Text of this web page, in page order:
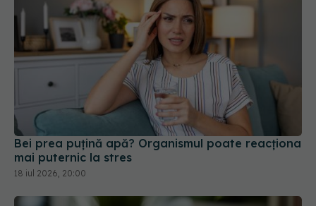
Bei prea puțină apă? Organismul poate reacționa
mai puternic la stres
18 iul 2026, 20:00